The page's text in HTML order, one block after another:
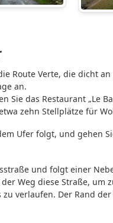
Route Verte, die dicht
an.
Sie das Restaurant „Le
zehn Stellplätze für
Ufer folgt, und gehen
und folgt einer
Weg diese Straße,
verlaufen. Der Rand